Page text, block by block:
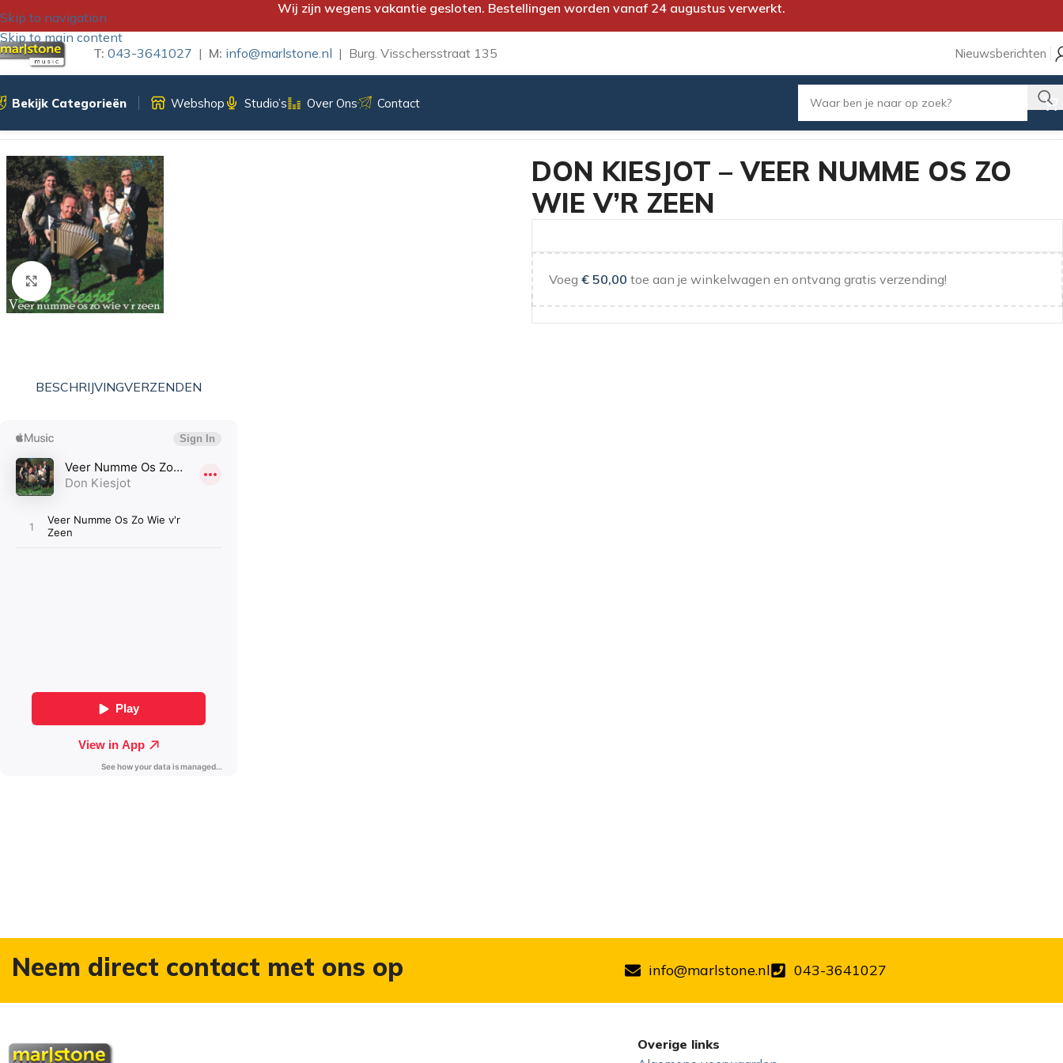
Skip to navigation
Skip to main content
Wij zijn wegens vakantie gesloten. Bestellingen worden vanaf 24 augustus verwerkt.
T: 043-3641027 | M: info@marlstone.nl | Burg. Visschersstraat 135 Nieuwsberichten
Bekijk Categorieën Webshop Studio’s Over Ons Contact
Klik om te vergroten
DON KIESJOT – VEER NUMME OS ZO
WIE V’R ZEEN
Voeg € 50,00 toe aan je winkelwagen en ontvang gratis verzending!
BESCHRIJVINGVERZENDEN
Neem direct contact met ons op info@marlstone.nl 043-3641027
Overige links